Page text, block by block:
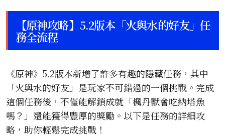
【原神攻略】5.2版本「火與水的好友」任
務全流程
《原神》5.2版本新增了許多有趣的隱藏任務，其中
「火與水的好友」是玩家不可錯過的一個挑戰。完成
這個任務後，不僅能解鎖成就「楓丹獸會吃納塔魚
嗎？」還能獲得豐厚的獎勵。以下是任務的詳細攻
略，助你輕鬆完成挑戰！